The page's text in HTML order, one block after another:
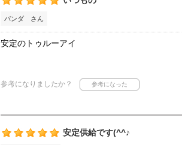
パンダ さん
安定のトゥルーアイ
参考になりましたか？
安定供給です(^^♪